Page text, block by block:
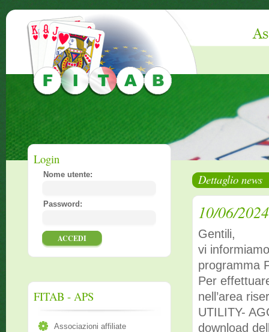
Login
Nome utente:
Password:
FITAB - APS
Associazioni affiliate
Dettaglio news
10/06/2024
Gentili,
vi
programma
Per
nell’area
UTILITY-
download